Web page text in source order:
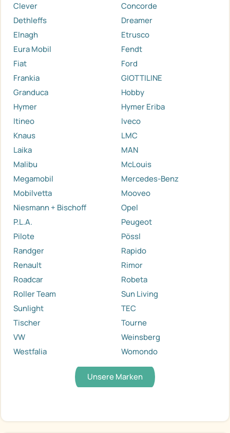
Clever
Concorde
Dethleffs
Dreamer
Elnagh
Etrusco
Eura Mobil
Fendt
Fiat
Ford
Frankia
GIOTTILINE
Granduca
Hobby
Hymer
Hymer Eriba
Itineo
Iveco
Knaus
LMC
Laika
MAN
Malibu
McLouis
Megamobil
Mercedes-Benz
Mobilvetta
Mooveo
Niesmann + Bischoff
Opel
P.L.A.
Peugeot
Pilote
Pössl
Randger
Rapido
Renault
Rimor
Roadcar
Robeta
Roller Team
Sun Living
Sunlight
TEC
Tischer
Tourne
VW
Weinsberg
Westfalia
Womondo
Unsere Marken